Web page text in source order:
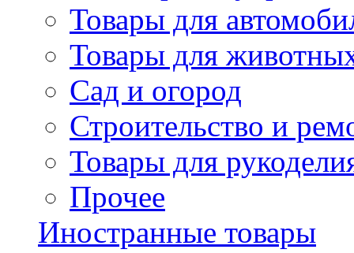
Товары для
Товары для
Сад и огород
Строительство и
Товары для
Прочее
Иностранные товары